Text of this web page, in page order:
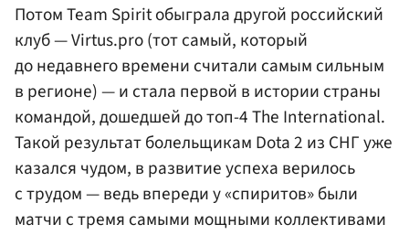
Потом Team Spirit обыграла другой российский
клуб — Virtus.pro (тот самый, который
до недавнего времени считали самым сильным
в регионе) — и стала первой в истории страны
командой, дошедшей до топ-4 The International.
Такой результат болельщикам Dota 2 из СНГ уже
казался чудом, в развитие успеха верилось
с трудом — ведь впереди у «спиритов» были
матчи с тремя самыми мощными коллективами